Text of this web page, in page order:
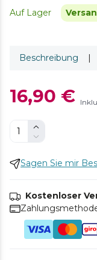
Auf Lager
Beschreibung |
16,90 €
Sagen Sie mir
Kostenloser